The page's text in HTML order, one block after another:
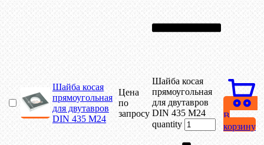
Шайба косая
прямоугольная
для двутавров
DIN 435 М24
Цена
по
запросу
Шайба косая
прямоугольная
для двутавров
DIN 435 М24
quantity
В
корзину